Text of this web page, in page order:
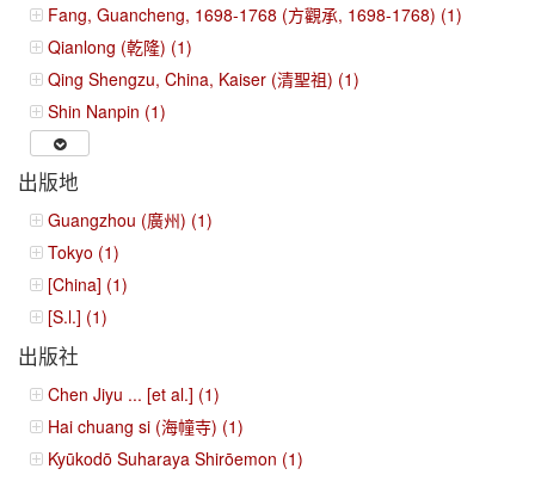
Fang, Guancheng, 1698-1768 (方觀承, 1698-1768) (1)
Qianlong (乾隆) (1)
Qing Shengzu, China, Kaiser (清聖祖) (1)
Shin Nanpin (1)
出版地
Guangzhou (廣州) (1)
Tokyo (1)
[China] (1)
[S.l.] (1)
出版社
Chen Jiyu ... [et al.] (1)
Hai chuang si (海幢寺) (1)
Kyūkodō Suharaya Shirōemon (1)